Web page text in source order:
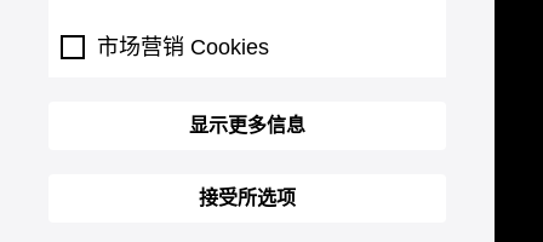
市场营销 Cookies
显示更多信息
接受所选项